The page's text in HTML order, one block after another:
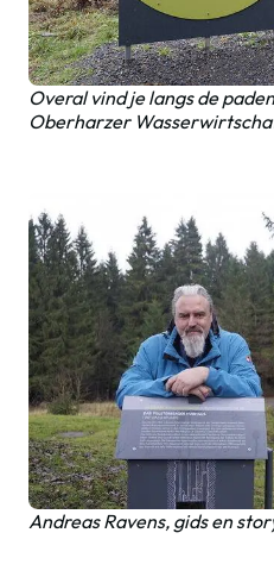
Overal vind je langs de
Oberharzer
Andreas Ravens, gids en